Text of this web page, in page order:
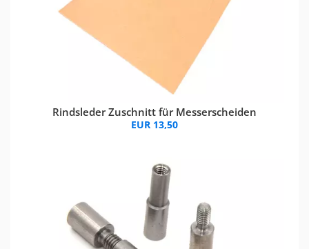
Rindsleder Zuschnitt für Messerscheiden
EUR 13,50